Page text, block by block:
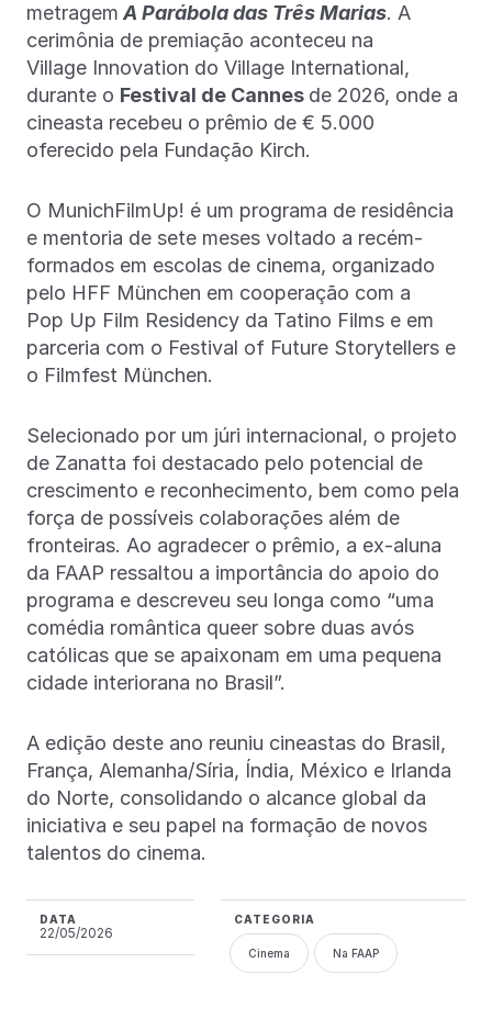
metragem A Parábola das Três Marias. A
cerimônia de premiação aconteceu na
Village Innovation do Village International,
durante o Festival de Cannes de 2026, onde a
cineasta recebeu o prêmio de € 5.000
oferecido pela Fundação Kirch.
O MunichFilmUp! é um programa de residência
e mentoria de sete meses voltado a recém-
formados em escolas de cinema, organizado
pelo HFF München em cooperação com a
Pop Up Film Residency da Tatino Films e em
parceria com o Festival of Future Storytellers e
o Filmfest München.
Selecionado por um júri internacional, o projeto
de Zanatta foi destacado pelo potencial de
crescimento e reconhecimento, bem como pela
força de possíveis colaborações além de
fronteiras. Ao agradecer o prêmio, a ex-aluna
da FAAP ressaltou a importância do apoio do
programa e descreveu seu longa como “uma
comédia romântica queer sobre duas avós
católicas que se apaixonam em uma pequena
cidade interiorana no Brasil”.
A edição deste ano reuniu cineastas do Brasil,
França, Alemanha/Síria, Índia, México e Irlanda
do Norte, consolidando o alcance global da
iniciativa e seu papel na formação de novos
talentos do cinema.
DATA
22/05/2026
CATEGORIA
Cinema Na FAAP